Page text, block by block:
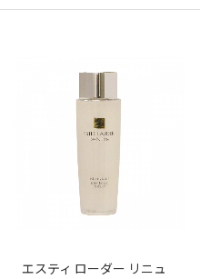
エスティ ローダー リニュ